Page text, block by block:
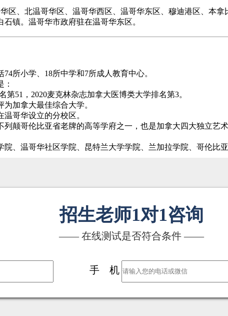
区、北温哥华区、温哥华西区、温哥华东区、穆迪港区、本
镇。温哥华市政府驻在温哥华东区。
所小学、18所中学和7所成人教育中心。
51，2020麦克林杂志加拿大医博类大学排名第3。
加拿大最佳综合大学。
哥华设立的分校区。
列颠哥伦比亚省老牌的高等学府之一，也是加拿大四大独立艺
、温哥华社区学院、昆特兰大学学院、兰加拉学院、哥伦比
招生老师1对1咨询
—— 在线测试是否符合条件 ——
手 机